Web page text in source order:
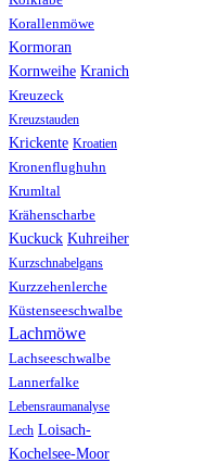
Korallenmöwe
Kormoran
Kornweihe Kranich
Kreuzeck
Kreuzstauden
Krickente Kroatien
Kronenflughuhn
Krumltal
Krähenscharbe
Kuckuck Kuhreiher
Kurzschnabelgans
Kurzzehenlerche
Küstenseeschwalbe
Lachmöwe
Lachseeschwalbe
Lannerfalke
Lebensraumanalyse
Lech Loisach-
Kochelsee-Moor